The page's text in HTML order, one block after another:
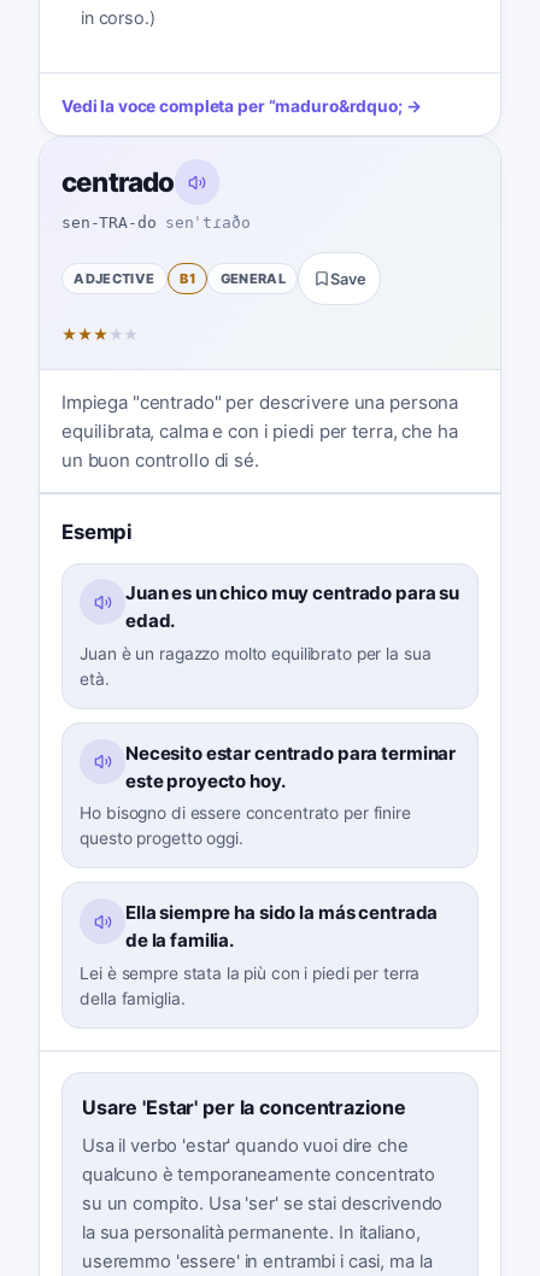
in corso.)
Vedi la voce completa per“maduro&rdquo; →
centrado
sen-TRA-do senˈtɾaðo
ADJECTIVE B1 GENERAL Save
★★★ ★ ★
Impiega "centrado" per descrivere una persona
equilibrata, calma e con i piedi per terra, che ha
un buon controllo di sé.
Esempi
Juan es un chico muy centrado para su
edad.
Juan è un ragazzo molto equilibrato per la sua
età.
Necesito estar centrado para terminar
este proyecto hoy.
Ho bisogno di essere concentrato per finire
questo progetto oggi.
Ella siempre ha sido la más centrada
de la familia.
Lei è sempre stata la più con i piedi per terra
della famiglia.
Usare 'Estar' per la concentrazione
Usa il verbo 'estar' quando vuoi dire che
qualcuno è temporaneamente concentrato
su un compito. Usa 'ser' se stai descrivendo
la sua personalità permanente. In italiano,
useremmo 'essere' in entrambi i casi, ma la